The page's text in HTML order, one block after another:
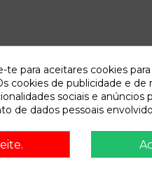
te para aceitares cookies
cookies de publicidade e
sociais e anúncios
de dados pessoais